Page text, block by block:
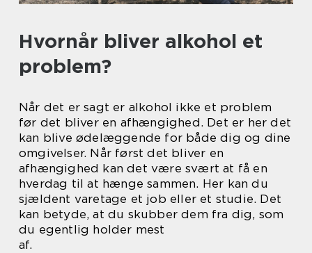
Hvornår bliver alkohol et
problem?
Når det er sagt er alkohol ikke et problem
før det bliver en afhængighed. Det er her det
kan blive ødelæggende for både dig og dine
omgivelser. Når først det bliver en
afhængighed kan det være svært at få en
hverdag til at hænge sammen. Her kan du
sjældent varetage et job eller et studie. Det
kan betyde, at du skubber dem fra dig, som
du egentlig holder mest
af.